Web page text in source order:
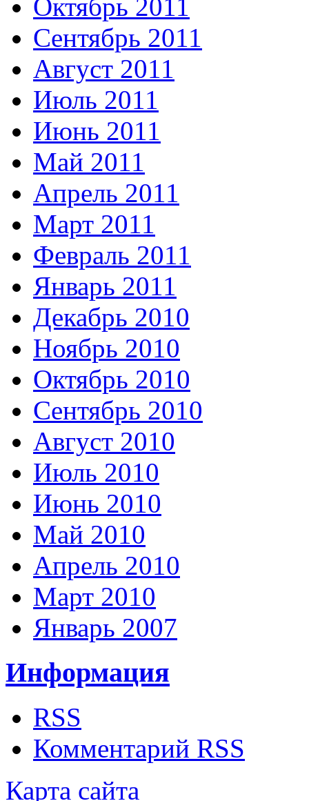
Октябрь 2011
Сентябрь 2011
Август 2011
Июль 2011
Июнь 2011
Май 2011
Апрель 2011
Март 2011
Февраль 2011
Январь 2011
Декабрь 2010
Ноябрь 2010
Октябрь 2010
Сентябрь 2010
Август 2010
Июль 2010
Июнь 2010
Май 2010
Апрель 2010
Март 2010
Январь 2007
Информация
RSS
Комментарий RSS
Карта сайта